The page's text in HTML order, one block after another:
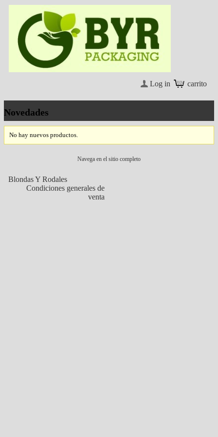
carrito
Log in
Novedades
No hay nuevos productos.
Navega en el sitio completo
Blondas Y Rodales
Condiciones generales de
venta